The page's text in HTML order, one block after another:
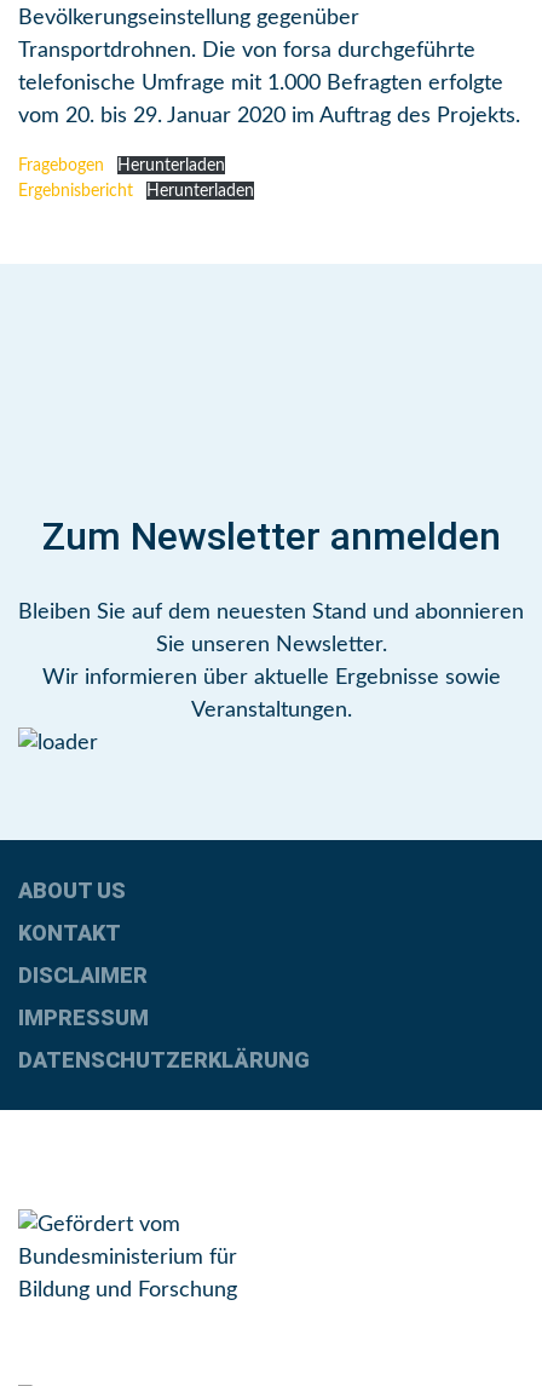
Bevölkerungseinstellung gegenüber
Transportdrohnen. Die von forsa durchgeführte
telefonische Umfrage mit 1.000 Befragten erfolgte
vom 20. bis 29. Januar 2020 im Auftrag des Projekts.
Fragebogen
Herunterladen
Ergebnisbericht
Herunterladen
Zum Newsletter anmelden
Bleiben Sie auf dem neuesten Stand und abonnieren
Sie unseren Newsletter.
Wir informieren über aktuelle Ergebnisse sowie
Veranstaltungen.
ABOUT US
KONTAKT
DISCLAIMER
IMPRESSUM
DATENSCHUTZERKLÄRUNG